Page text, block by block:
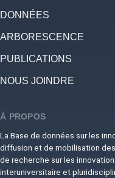
DONNÉES
ARBORESCENCE
PUBLICATIONS
NOUS JOINDRE
À PROPOS
La Base de données sur les
diffusion et de mobilisation
de recherche sur les
interuniversitaire et